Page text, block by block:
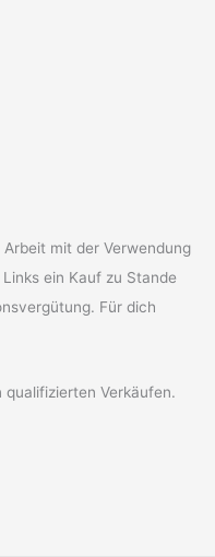
mit der Verwendung
ein Kauf zu Stande
Für dich
Verkäufen.